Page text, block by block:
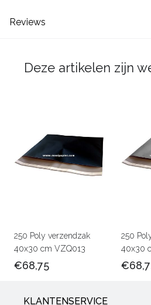
Reviews
Deze artikelen zijn
250 Poly verzendzak
40x30 cm VZQ013
€68,75
250
40x30
KLANTENSERVICE